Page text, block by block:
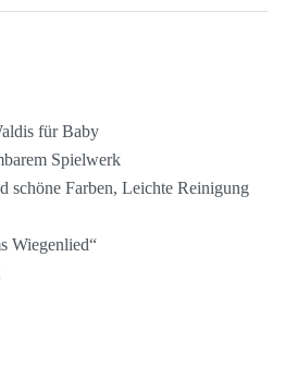
für Baby
Spielwerk
schöne Farben, Leichte Reinigung
Wiegenlied“